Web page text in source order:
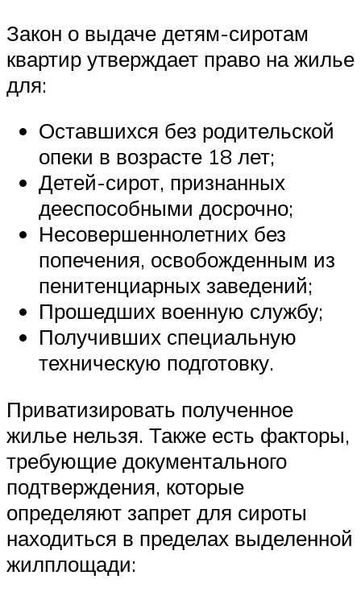
Закон о выдаче детям-сиротам
квартир утверждает право на жилье
для:
Оставшихся без родительской
опеки в возрасте 18 лет;
Детей-сирот, признанных
дееспособными досрочно;
Несовершеннолетних без
попечения, освобожденным из
пенитенциарных заведений;
Прошедших военную службу;
Получивших специальную
техническую подготовку.
Приватизировать полученное
жилье нельзя. Также есть факторы,
требующие документального
подтверждения, которые
определяют запрет для сироты
находиться в пределах выделенной
жилплощади: